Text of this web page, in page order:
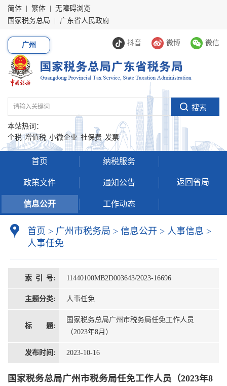
简体 繁体
无障碍浏览
国家税务总局
广东省人民政府
抖音 微博 微信
广州
本站热词：
个税 增值税 小微企业 社保费 发票
首页 纳税服务
政策文件 通知公告
信息公开 工作动态
返回省局
首页 > 广州市税务局 > 信息公开 > 人事信息 >
人事任免
索 引 号: 11440100MB2D003643/2023-16696
主题分类: 人事任免
标 题:
国家税务总局广州市税务局任免工作人员
（2023年8月）
发布时间: 2023-10-16
国家税务总局广州市税务局任免工作人员（2023年8